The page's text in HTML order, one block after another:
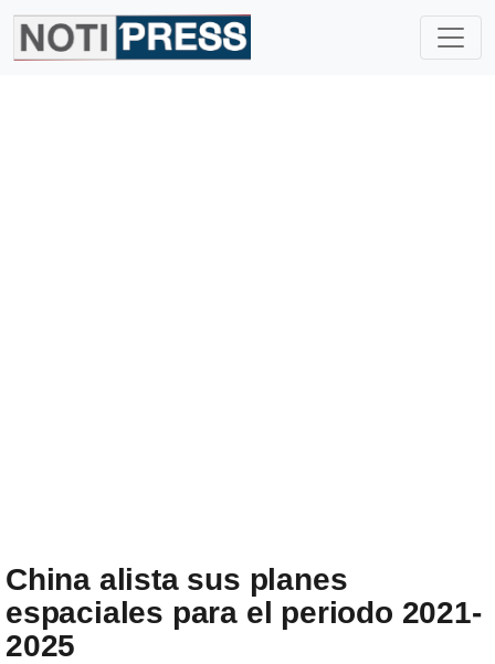
China alista sus planes
espaciales para el periodo 2021-
2025